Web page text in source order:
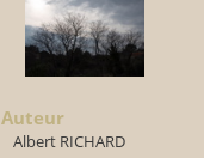
Auteur
Albert RICHARD